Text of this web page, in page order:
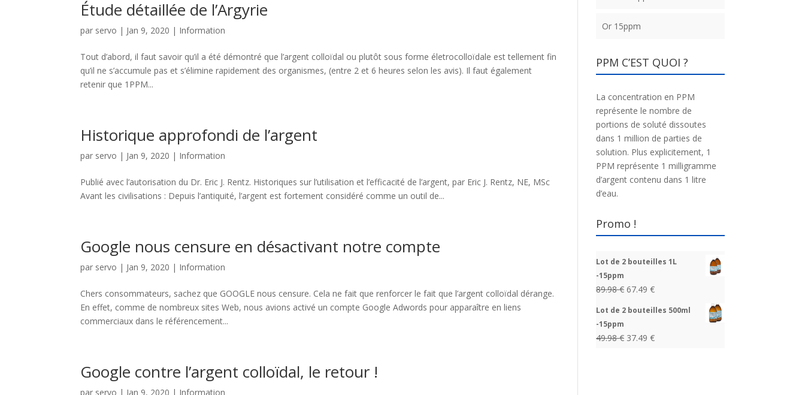
Étude détaillée de l’Argyrie
par servo | Jan 9, 2020 | Information
Tout d’abord, il faut savoir qu’il a été démontré que l’argent colloïdal ou plutôt sous forme életrocolloïdale est tellement fin
qu’il ne s’accumule pas et s’élimine rapidement des organismes, (entre 2 et 6 heures selon les avis). Il faut également
retenir que 1PPM...
Historique approfondi de l’argent
par servo | Jan 9, 2020 | Information
Publié avec l’autorisation du Dr. Eric J. Rentz. Historiques sur l’utilisation et l’efficacité de l’argent, par Eric J. Rentz, NE, MSc
Avant les civilisations : Depuis l’antiquité, l’argent est fortement considéré comme un outil de...
Google nous censure en désactivant notre compte
par servo | Jan 9, 2020 | Information
Chers consommateurs, sachez que GOOGLE nous censure. Cela ne fait que renforcer le fait que l’argent colloïdal dérange.
En effet, comme de nombreux sites Web, nous avions activé un compte Google Adwords pour apparaître en liens
commerciaux dans le référencement...
Google contre l’argent colloïdal, le retour !
par servo | Jan 9, 2020 | Information
Or 15ppm
PPM C’EST QUOI ?
La concentration en PPM
représente le nombre de
portions de soluté dissoutes
dans 1 million de parties de
solution. Plus explicitement, 1
PPM représente 1 milligramme
d’argent contenu dans 1 litre
d’eau.
Promo !
Lot de 2 bouteilles 1L
-15ppm
89.98€ 67.49 €
Lot de 2 bouteilles 500ml
-15ppm
49.98€ 37.49 €